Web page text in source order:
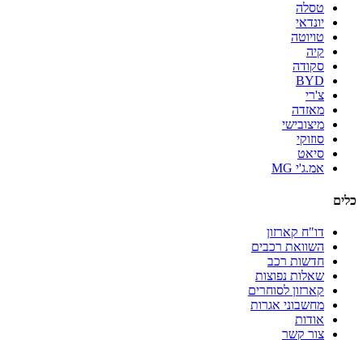
טסלה
יונדאי
טויוטה
קיה
סקודה
BYD
צ'רי
מאזדה
מיצובישי
סוזוקי
סיאט
אמ.ג'י MG
כלים
דו"ח קארזון
השוואת רכבים
חדשות רכב
שאלות נפוצות
קארזון לסוחרים
מחשבוני אגרות
אודות
צור קשר